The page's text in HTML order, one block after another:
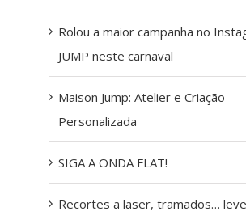
Rolou a maior campanha no
JUMP neste carnaval
Maison Jump: Atelier e Criação
Personalizada
SIGA A ONDA FLAT!
Recortes a laser, tramados…